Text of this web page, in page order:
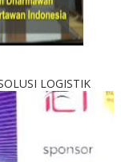
LOGISTIK